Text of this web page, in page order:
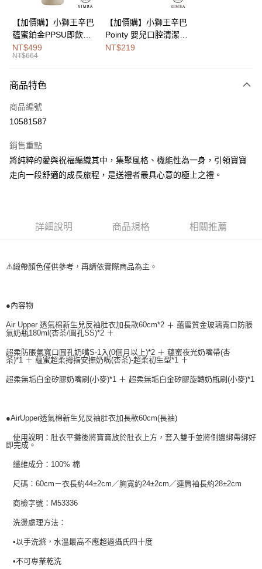
Google Pay
全盈+PAY
大哥付你分期
【大哥付你分期使用說明】
2.付款方式選擇「大哥付你分期」，訂單成立後會自動跳轉到大哥付的交易
流程，驗證手機門號後，選擇欲分期的期數、繳款截止日，確認付款後即完
3.實際核准額度、可分期數及費用金額請依後續交易確認頁面所載為準。
4.訂單成立30分鐘內，如未前往確認交易或遇審核未通過，訂單將自動取
消。如遇「轉專審核」未通過狀況，表示未達大哥付你分期系統評分，恕無
法說明評估內容。
帳／街口支付／iPASS MONEY」等通路繳費。
用戶於交易時，得透過本服務購買商品或服務，並由商店將買賣／分期付款
由本公司與您本人進行分期帳單所需資料之確認、核對及更正。
3.完整用戶服務條款，請詳閱以下連結： https://oppay.tw/userRule
相關說明
【關於「AFTEE先享後付」】
便利好安心！
１．簡單：不需註冊會員、不需綁卡、不需儲值。
２．便利：只要手機號碼，簡訊認證，即可結帳。
３．安心：先確認商品／服務後，再付款。
２．訂單成立數日內，您將收到繳費通知簡訊。
※ 請注意：結帳手續完成當下不需立刻繳費，但若您需要取消訂單，請聯絡
購買商品的店家。未經商家同意取消之訂單仍視為有效，需透過AFTEE先享
是否繳費成功／繳費後需取消欲退款等相關疑問，請聯繫「AFTEE先享後付
【注意事項】
易，需依本服務之必要範圍內提供個人資料，並將交易相關給付款項請求債
權轉讓予恩沛科技股份有限公司。
２．關於個人資料處理事宜，請瀏覽以下網址：
任。
時審查核予不同之上限額度；若仍有額度不足之情形，本公司將視審查結果
請求用戶進行身份認證。
５．嚴禁一人註冊多個帳號或使用他人資訊註冊。若發現惡意使用之情形，
相關說明
「Hami Point」為中華電信所提供之點數服務，可於會員專區綁定中華電信
會員帳號後，即可在購物車使用 Hami Point 折抵消費金額 (1點等於1元)。
ATM付款
每筆NT$100，滿NT$1,000(含以上)免運費
【加價購】小獅王辛巴
蘊蜜鉑金PPSU即飲水
壺400ml
NT$499
NT$664
【加價購】小獅王辛巴
Pointy 嬰兒口腔清潔指
套 (100入)
NT$219
商品特色
商品編號
10581587
銷售重點
將純粹的愛與祝福編織其中，集聚風格、機能性為一身，引領寶寶
走向一段舒適的成長旅程，是送禮者最具心意的極上之禮。
詳細說明 商品規格 相關推薦
⚠️緞帶顏色僅供參考，再請依實際商品為主。
●內容物
Air Upper 透氣棉新生兒反袖肚衣加長款60cm*2 ＋ 蘊蜜質金玻璃寬口防脹
氣奶瓶180ml(杏茶/圓孔SS)*2 ＋
超柔防脹氣寬口圓孔奶嘴S-1入(0個月以上)*2 ＋ 蘊蜜夜光奶嘴帶(杏
茶)*1 ＋ 蘊蜜超柔拇指安撫奶嘴(杏茶)-超柔初生型*1 ＋
超柔無垢白金矽膠奶嘴刷(小麥)*1 ＋ 超柔無垢白金矽膠旋轉奶瓶刷(小麥)*1
●AirUpper透氣棉新生兒反袖肚衣加長款60cm(長袖)
使用說明：肚衣平攤後將寶寶放於肚衣上方，套入雙手並將側邊綁帶綁好
即完成。
纖維成分：100% 棉
尺碼：60cm－衣長約44±2cm／胸寬約24±2cm／連肩袖長約28±2cm
商檢字號：M53336
洗燙處理方法：
•以手洗滌，水溫最高不應超過攝氏四十度
•不可專業乾洗